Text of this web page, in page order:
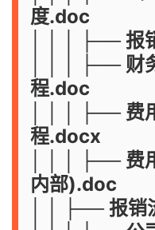
度.doc
│ │ │ ├── 报
│ │ │ ├── 财
程.doc
│ │ │ ├── 费
程.docx
│ │ │ ├── 费
内部).doc
│ │ ├── 报销